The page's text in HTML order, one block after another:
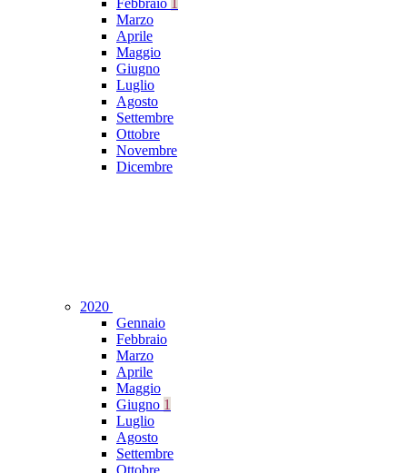
Febbraio
Marzo
Aprile
Maggio
Giugno
Luglio
Agosto
Settembre
Ottobre
Novembre
Dicembre
2020
Gennaio
Febbraio
Marzo
Aprile
Maggio
Giugno 1
Luglio
Agosto
Settembre